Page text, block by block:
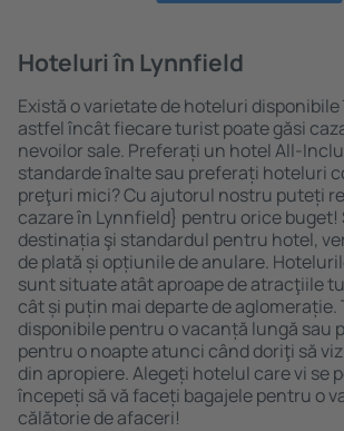
Hoteluri în Lynnfield
Există o varietate de hoteluri disponibile
astfel încât fiecare turist poate găsi
nevoilor sale. Preferați un hotel All-
standarde ȋnalte sau preferați hoteluri
preţuri mici? Cu ajutorul nostru puteți
cazare în Lynnfield} pentru orice buget!
destinația şi standardul pentru hotel,
de plată și opțiunile de anulare.
sunt situate atât aproape de atracţiile
cât și puțin mai departe de aglomerație.
disponibile pentru o vacanță lungă sau
pentru o noapte atunci când doriţi să
din apropiere. Alegeți hotelul care vi se
începeți să vă faceți bagajele pentru o
călătorie de afaceri!